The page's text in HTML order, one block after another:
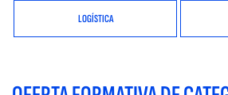
LOGÍSTICA